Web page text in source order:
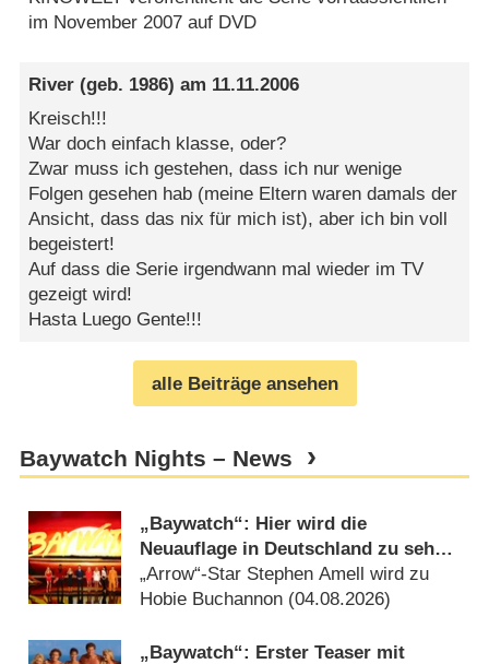
im November 2007 auf DVD
River (geb. 1986) am 11.11.2006
Kreisch!!!
War doch einfach klasse, oder?
Zwar muss ich gestehen, dass ich nur wenige
Folgen gesehen hab (meine Eltern waren damals der
Ansicht, dass das nix für mich ist), aber ich bin voll
begeistert!
Auf dass die Serie irgendwann mal wieder im TV
gezeigt wird!
Hasta Luego Gente!!!
alle Beiträge ansehen
Baywatch Nights – News
„Baywatch“: Hier wird die
Neuauflage in Deutschland zu sehen
sein
„Arrow“-Star Stephen Amell wird zu
Hobie Buchannon (04.08.2026)
„Baywatch“: Erster Teaser mit